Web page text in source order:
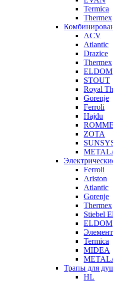
Termica
Thermex
ACV
Atlantic
Drazice
Thermex
ELDOM
STOUT
Royal
Gorenje
Ferroli
Hajdu
ZOTA
Ferroli
Ariston
Atlantic
Gorenje
Thermex
Stiebel
ELDOM
Termica
MIDEA
Трапы для
HL